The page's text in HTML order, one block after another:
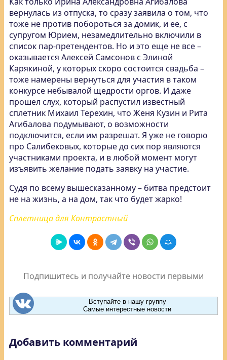
вернулась из отпуска, то сразу заявила о том, что
тоже не против побороться за домик, и ее, с
супругом Юрием, незамедлительно включили в
список пар-претендентов. Но и это еще не все –
оказывается Алексей Самсонов с Элиной
Карякиной, у которых скоро состоится свадьба –
тоже намерены вернуться для участия в таком
конкурсе небывалой щедрости оргов. И даже
прошел слух, который распустил известный
сплетник Михаил Терехин, что Женя Кузин и Рита
Агибалова подумывают, о возможности
подключится, если им разрешат. Я уже не говорю
про Салибековых, которые до сих пор являются
участниками проекта, и в любой момент могут
изъявить желание подать заявку на участие.
Судя по всему вышесказанному – битва предстоит
не на жизнь, а на дом, так что будет жарко!
Сплетница для Контрастный
Подпишитесь и получайте новости первыми
Вступайте в нашу группу
Самые интерестные новости
Добавить комментарий